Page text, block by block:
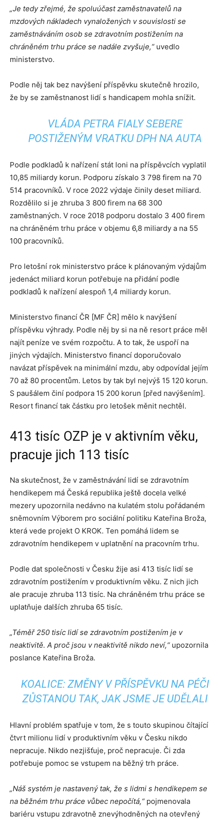
„Je tedy zřejmé, že spoluúčast zaměstnavatelů na
mzdových nákladech vynaložených v souvislosti se
zaměstnáváním osob se zdravotním postižením na
chráněném trhu práce se nadále zvyšuje,“uvedlo
ministerstvo.
Podle něj tak bez navýšení příspěvku skutečně hrozilo,
že by se zaměstnanost lidí s handicapem mohla snížit.
VLÁDA PETRA FIALY SEBERE
POSTIŽENÝM VRATKU DPH NA AUTA
Podle podkladů k nařízení stát loni na příspěvcích vyplatil
10,85 miliardy korun. Podporu získalo 3 798 firem na 70
514 pracovníků. V roce 2022 výdaje činily deset miliard.
Rozdělilo si je zhruba 3 800 firem na 68 300
zaměstnaných. V roce 2018 podporu dostalo 3 400 firem
na chráněném trhu práce v objemu 6,8 miliardy a na 55
100 pracovníků.
Pro letošní rok ministerstvo práce k plánovaným výdajům
jedenáct miliard korun potřebuje na přidání podle
podkladů k nařízení alespoň 1,4 miliardy korun.
Ministerstvo financí ČR [MF ČR] mělo k navýšení
příspěvku výhrady. Podle něj by si na ně resort práce měl
najít peníze ve svém rozpočtu. A to tak, že uspoří na
jiných výdajích. Ministerstvo financí doporučovalo
navázat příspěvek na minimální mzdu, aby odpovídal jejím
70 až 80 procentům. Letos by tak byl nejvýš 15 120 korun.
S paušálem činí podpora 15 200 korun [před navýšením].
Resort financí tak částku pro letošek měnit nechtěl.
413 tisíc OZP je v aktivním věku,
pracuje jich 113 tisíc
Na skutečnost, že v zaměstnávání lidí se zdravotním
hendikepem má Česká republika ještě docela velké
mezery upozornila nedávno na kulatém stolu pořádaném
sněmovním Výborem pro sociální politiku Kateřina Broža,
která vede projekt O KROK. Ten pomáhá lidem se
zdravotním hendikepem v uplatnění na pracovním trhu.
Podle dat společnosti v Česku žije asi 413 tisíc lidí se
zdravotním postižením v produktivním věku. Z nich jich
ale pracuje zhruba 113 tisíc. Na chráněném trhu práce se
uplatňuje dalších zhruba 65 tisíc.
„Téměř 250 tisíc lidí se zdravotním postižením je v
neaktivitě. A proč jsou v neaktivitě nikdo neví,“upozornila
poslance Kateřina Broža.
KOALICE: ZMĚNY V PŘÍSPĚVKU NA PÉČI
ZŮSTANOU TAK, JAK JSME JE UDĚLALI
Hlavní problém spatřuje v tom, že s touto skupinou čítající
čtvrt milionu lidí v produktivním věku v Česku nikdo
nepracuje. Nikdo nezjišťuje, proč nepracuje. Či zda
potřebuje pomoc se vstupem na běžný trh práce.
„Náš systém je nastavený tak, že s lidmi s hendikepem se
na běžném trhu práce vůbec nepočítá,“pojmenovala
bariéru vstupu zdravotně znevýhodněných na otevřený